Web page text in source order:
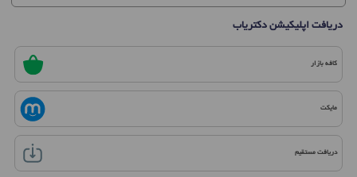
دریافت اپلیکیشن دکتریاب
کافه بازار
مایکت
دریافت مستقیم